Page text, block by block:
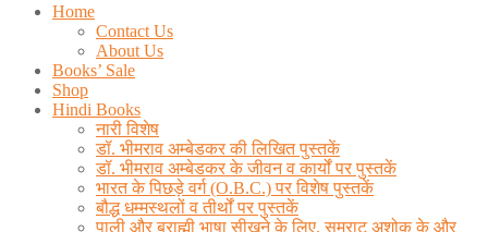
Home
Contact Us
About Us
Books’ Sale
Shop
Hindi Books
नारी विशेष
डॉ. भीमराव अम्बेडकर की लिखित पुस्तकें
डॉ. भीमराव अम्बेडकर के जीवन व कार्यों पर पुस्तकें
भारत के पिछड़े वर्ग (O.B.C.) पर विशेष पुस्तकें
बौद्ध धम्मस्थलों व तीर्थों पर पुस्तकें
पाली और ब्राह्मी भाषा सीखने के लिए, सम्राट अशोक के और